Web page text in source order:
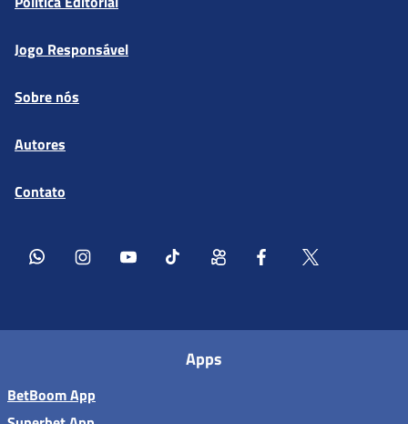
Jogo Responsável
Sobre nós
Autores
Contato
Apps
BetBoom App